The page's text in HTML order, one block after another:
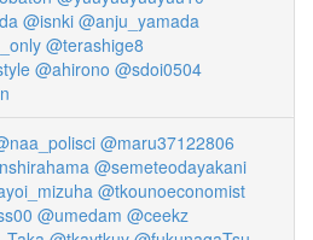
@isnki @anju_yamada
@terashige8
@ahirono @sdoi0504
@maru37122806
@semeteodayakani
@tkounoeconomist
@umedam @ceekz